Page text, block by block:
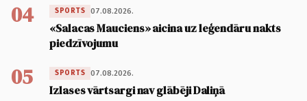
04 SPORTS 07.08.2026.
«Salacas Mauciens» aicina uz leģendāru nakts
piedzīvojumu
05 SPORTS 07.08.2026.
Izlases vārtsargi nav glābēji Daliņā